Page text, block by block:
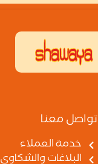
تواصل معنا
خدمة العملاء
البلاغات والشكاوى